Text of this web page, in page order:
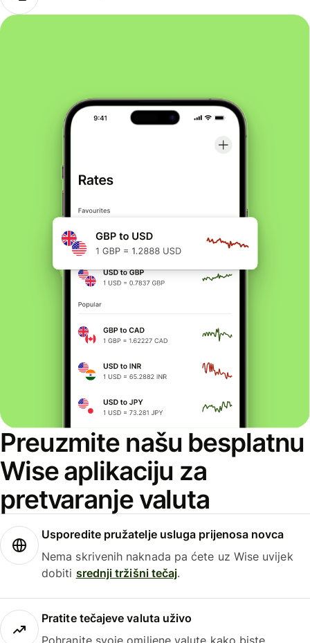
Preuzmite našu besplatnu
Wise aplikaciju za
pretvaranje valuta
Usporedite pružatelje usluga prijenosa novca
Nema skrivenih naknada pa ćete uz Wise uvijek
dobiti srednji tržišni tečaj.
Pratite tečajeve valuta uživo